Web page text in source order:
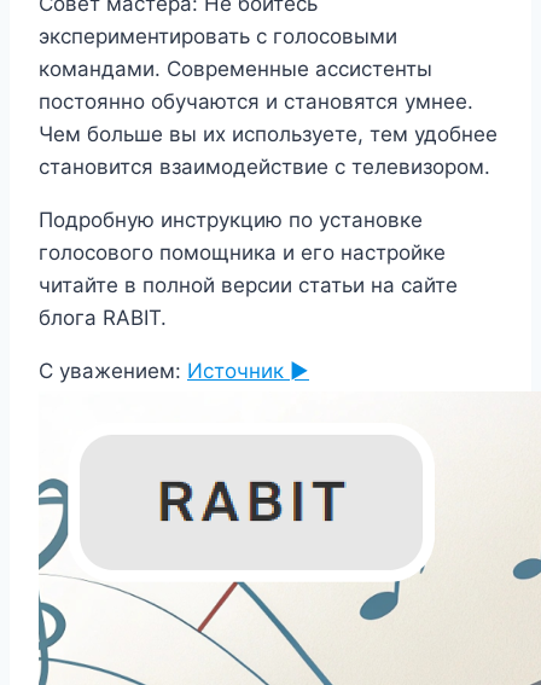
экспериментировать с голосовыми
командами. Современные ассистенты
постоянно обучаются и становятся умнее.
Чем больше вы их используете, тем удобнее
становится взаимодействие с телевизором.
Подробную инструкцию по установке
голосового помощника и его настройке
читайте в полной версии статьи на сайте
блога RABIT.
С уважением: Источник ►